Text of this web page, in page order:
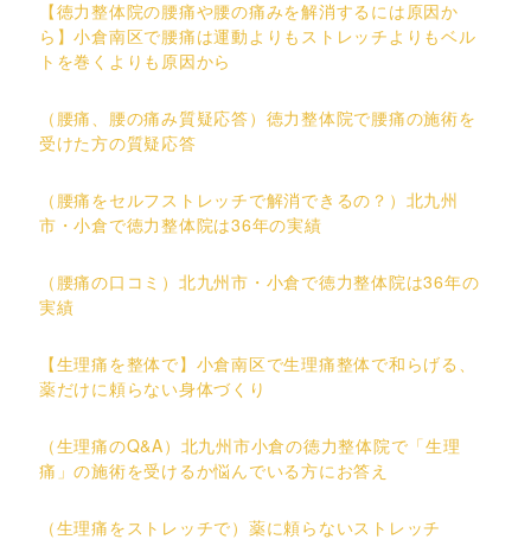
【徳力整体院の腰痛や腰の痛みを解消するには原因か
ら】小倉南区で腰痛は運動よりもストレッチよりもベル
トを巻くよりも原因から
（腰痛、腰の痛み質疑応答）徳力整体院で腰痛の施術を
受けた方の質疑応答
（腰痛をセルフストレッチで解消できるの？）北九州
市・小倉で徳力整体院は36年の実績
（腰痛の口コミ）北九州市・小倉で徳力整体院は36年の
実績
【生理痛を整体で】小倉南区で生理痛整体で和らげる、
薬だけに頼らない身体づくり
（生理痛のQ&A）北九州市小倉の徳力整体院で「生理
痛」の施術を受けるか悩んでいる方にお答え
（生理痛をストレッチで）薬に頼らないストレッチ